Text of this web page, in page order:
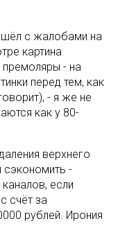
с жалобами на
картина
премоляры - на
перед тем, как
- я же не
как у 80-
верхнего
сэкономить -
если
счёт за
рублей. Ирония